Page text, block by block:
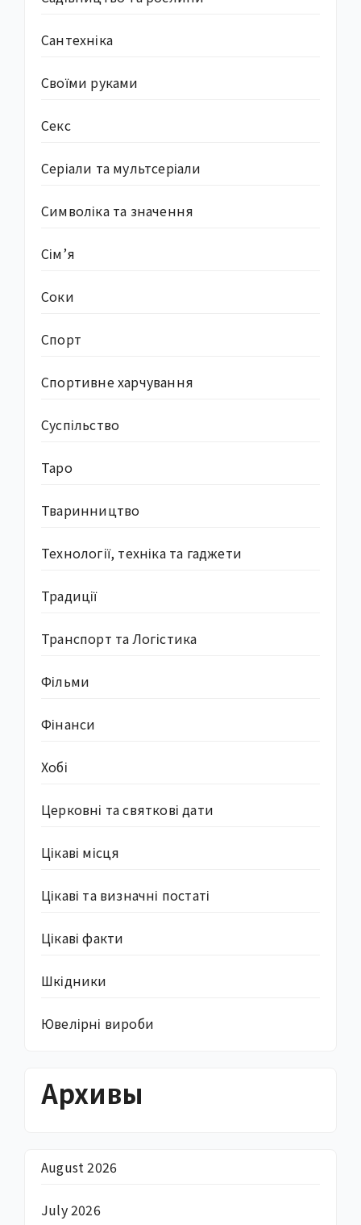
Сантехніка
Своїми руками
Секс
Серіали та мультсеріали
Символіка та значення
Сім’я
Соки
Спорт
Спортивне харчування
Суcпільство
Таро
Тваринництво
Технології, техніка та гаджети
Традиції
Транспорт та Логістика
Фільми
Фінанси
Хобі
Церковні та святкові дати
Цікаві місця
Цікаві та визначні постаті
Цікаві факти
Шкідники
Ювелірні вироби
Архивы
August 2026
July 2026